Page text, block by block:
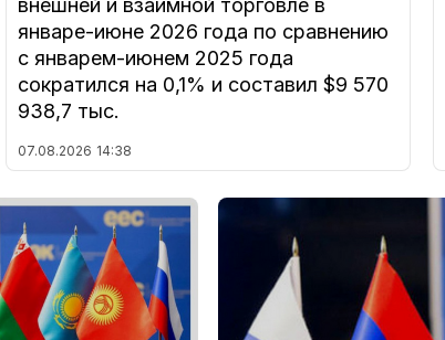
внешней и взаимной торговле в
январе-июне 2026 года по сравнению
с январем-июнем 2025 года
сократился на 0,1% и составил $9 570
938,7 тыс.
07.08.2026 14:38